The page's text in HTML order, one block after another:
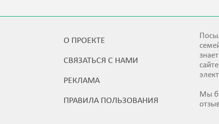
О ПРОЕКТЕ
СВЯЗАТЬСЯ С НАМИ
РЕКЛАМА
ПРАВИЛА ПОЛЬЗОВАНИЯ
Мы